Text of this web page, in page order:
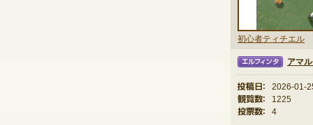
初心者ティチエル
アマ
投稿日：
2026-01-
観覧数：
1225
投票数：
4